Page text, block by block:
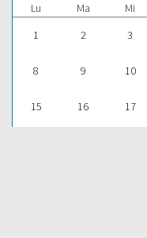
Lu Ma Mi
1
2 3
8 9 10
15 16 17